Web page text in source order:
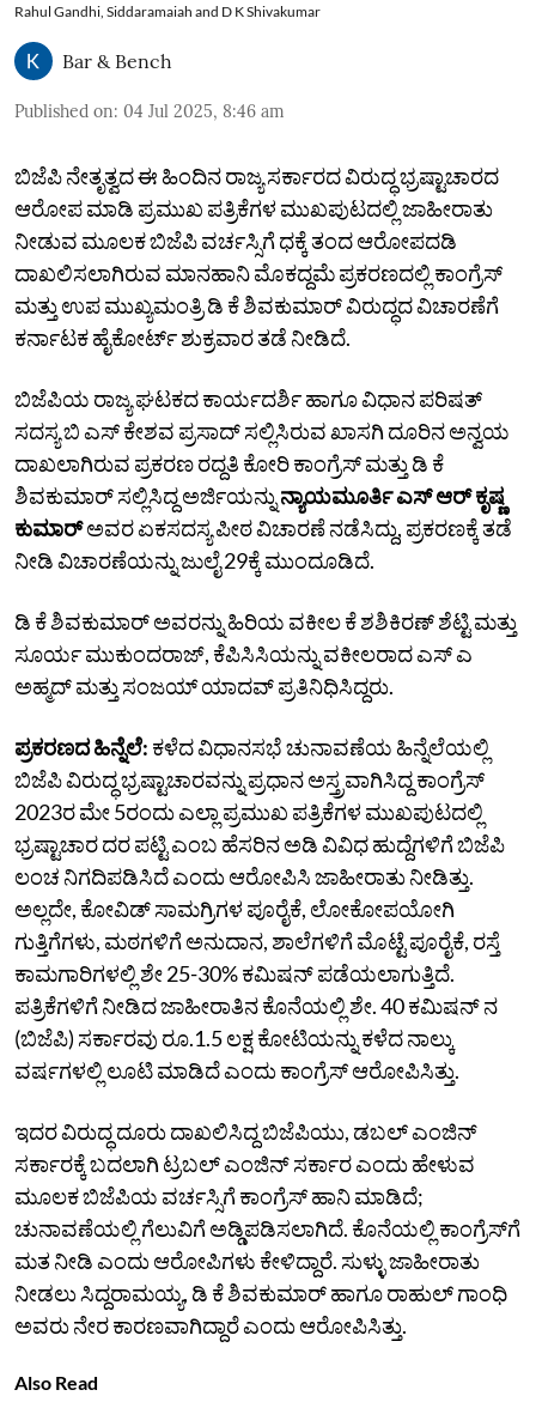
Rahul Gandhi, Siddaramaiah and D K Shivakumar
Bar & Bench
Published on: 04 Jul 2025, 8:46 am
ಬಿಜೆಪಿ ನೇತೃತ್ವದ ಈ ಹಿಂದಿನ ರಾಜ್ಯ ಸರ್ಕಾರದ ವಿರುದ್ಧ ಭ್ರಷ್ಟಾಚಾರದ
ಆರೋಪ ಮಾಡಿ ಪ್ರಮುಖ ಪತ್ರಿಕೆಗಳ ಮುಖಪುಟದಲ್ಲಿ ಜಾಹೀರಾತು
ನೀಡುವ ಮೂಲಕ ಬಿಜೆಪಿ ವರ್ಚಸ್ಸಿಗೆ ಧಕ್ಕೆ ತಂದ ಆರೋಪದಡಿ
ದಾಖಲಿಸಲಾಗಿರುವ ಮಾನಹಾನಿ ಮೊಕದ್ದಮೆ ಪ್ರಕರಣದಲ್ಲಿ ಕಾಂಗ್ರೆಸ್‌
ಮತ್ತು ಉಪ ಮುಖ್ಯಮಂತ್ರಿ ಡಿ ಕೆ ಶಿವಕುಮಾರ್ ವಿರುದ್ಧದ ವಿಚಾರಣೆಗೆ
ಕರ್ನಾಟಕ ಹೈಕೋರ್ಟ್‌ ಶುಕ್ರವಾರ ತಡೆ ನೀಡಿದೆ.
ಬಿಜೆಪಿಯ ರಾಜ್ಯ ಘಟಕದ ಕಾರ್ಯದರ್ಶಿ ಹಾಗೂ ವಿಧಾನ ಪರಿಷತ್
ಸದಸ್ಯ ಬಿ ಎಸ್‌ ಕೇಶವ ಪ್ರಸಾದ್‌ ಸಲ್ಲಿಸಿರುವ ಖಾಸಗಿ ದೂರಿನ ಅನ್ವಯ
ದಾಖಲಾಗಿರುವ ಪ್ರಕರಣ ರದ್ದತಿ ಕೋರಿ ಕಾಂಗ್ರೆಸ್‌ ಮತ್ತು ಡಿ ಕೆ
ಶಿವಕುಮಾರ್‌ ಸಲ್ಲಿಸಿದ್ದ ಅರ್ಜಿಯನ್ನುನ್ಯಾಯಮೂರ್ತಿ ಎಸ್‌ ಆರ್‌ ಕೃಷ್ಣ
ಕುಮಾರ್‌ಅವರ ಏಕಸದಸ್ಯ ಪೀಠ ವಿಚಾರಣೆ ನಡೆಸಿದ್ದು, ಪ್ರಕರಣಕ್ಕೆ ತಡೆ
ನೀಡಿ ವಿಚಾರಣೆಯನ್ನು ಜುಲೈ 29ಕ್ಕೆ ಮುಂದೂಡಿದೆ.
ಡಿ ಕೆ ಶಿವಕುಮಾರ್‌ ಅವರನ್ನು ಹಿರಿಯ ವಕೀಲ ಕೆ ಶಶಿಕಿರಣ್‌ ಶೆಟ್ಟಿ ಮತ್ತು
ಸೂರ್ಯ ಮುಕುಂದರಾಜ್‌, ಕೆಪಿಸಿಸಿಯನ್ನು ವಕೀಲರಾದ ಎಸ್‌ ಎ
ಅಹ್ಮದ್‌ ಮತ್ತು ಸಂಜಯ್‌ ಯಾದವ್‌ ಪ್ರತಿನಿಧಿಸಿದ್ದರು.
ಪ್ರಕರಣದ ಹಿನ್ನೆಲೆ: ಕಳೆದ ವಿಧಾನಸಭೆ ಚುನಾವಣೆಯ ಹಿನ್ನೆಲೆಯಲ್ಲಿ
ಬಿಜೆಪಿ ವಿರುದ್ಧ ಭ್ರಷ್ಟಾಚಾರವನ್ನು ಪ್ರಧಾನ ಅಸ್ತ್ರವಾಗಿಸಿದ್ದ ಕಾಂಗ್ರೆಸ್‌
2023ರ ಮೇ 5ರಂದು ಎಲ್ಲಾ ಪ್ರಮುಖ ಪತ್ರಿಕೆಗಳ ಮುಖಪುಟದಲ್ಲಿ
ಭ್ರಷ್ಟಾಚಾರ ದರ ಪಟ್ಟಿ ಎಂಬ ಹೆಸರಿನ ಅಡಿ ವಿವಿಧ ಹುದ್ದೆಗಳಿಗೆ ಬಿಜೆಪಿ
ಲಂಚ ನಿಗದಿಪಡಿಸಿದೆ ಎಂದು ಆರೋಪಿಸಿ ಜಾಹೀರಾತು ನೀಡಿತ್ತು.
ಅಲ್ಲದೇ, ಕೋವಿಡ್‌ ಸಾಮಗ್ರಿಗಳ ಪೂರೈಕೆ, ಲೋಕೋಪಯೋಗಿ
ಗುತ್ತಿಗೆಗಳು, ಮಠಗಳಿಗೆ ಅನುದಾನ, ಶಾಲೆಗಳಿಗೆ ಮೊಟ್ಟೆ ಪೂರೈಕೆ, ರಸ್ತೆ
ಕಾಮಗಾರಿಗಳಲ್ಲಿ ಶೇ 25-30% ಕಮಿಷನ್‌ ಪಡೆಯಲಾಗುತ್ತಿದೆ.
ಪತ್ರಿಕೆಗಳಿಗೆ ನೀಡಿದ ಜಾಹೀರಾತಿನ ಕೊನೆಯಲ್ಲಿ ಶೇ. 40 ಕಮಿಷನ್ ನ
(ಬಿಜೆಪಿ) ಸರ್ಕಾರವು ರೂ.1.5 ಲಕ್ಷ ಕೋಟಿಯನ್ನು ಕಳೆದ ನಾಲ್ಕು
ವರ್ಷಗಳಲ್ಲಿ ಲೂಟಿ ಮಾಡಿದೆ ಎಂದು ಕಾಂಗ್ರೆಸ್ ಆರೋಪಿಸಿತ್ತು.
ಇದರ ವಿರುದ್ಧ ದೂರು ದಾಖಲಿಸಿದ್ದ ಬಿಜೆಪಿಯು, ಡಬಲ್‌ ಎಂಜಿನ್‌
ಸರ್ಕಾರಕ್ಕೆ ಬದಲಾಗಿ ಟ್ರಬಲ್‌ ಎಂಜಿನ್‌ ಸರ್ಕಾರ ಎಂದು ಹೇಳುವ
ಮೂಲಕ ಬಿಜೆಪಿಯ ವರ್ಚಸ್ಸಿಗೆ ಕಾಂಗ್ರೆಸ್‌ ಹಾನಿ ಮಾಡಿದೆ;
ಚುನಾವಣೆಯಲ್ಲಿ ಗೆಲುವಿಗೆ ಅಡ್ಡಿಪಡಿಸಲಾಗಿದೆ. ಕೊನೆಯಲ್ಲಿ ಕಾಂಗ್ರೆಸ್‌ಗೆ
ಮತ ನೀಡಿ ಎಂದು ಆರೋಪಿಗಳು ಕೇಳಿದ್ದಾರೆ. ಸುಳ್ಳು ಜಾಹೀರಾತು
ನೀಡಲು ಸಿದ್ದರಾಮಯ್ಯ, ಡಿ ಕೆ ಶಿವಕುಮಾರ್‌ ಹಾಗೂ ರಾಹುಲ್‌ ಗಾಂಧಿ
ಅವರು ನೇರ ಕಾರಣವಾಗಿದ್ದಾರೆ ಎಂದು ಆರೋಪಿಸಿತ್ತು.
Also Read